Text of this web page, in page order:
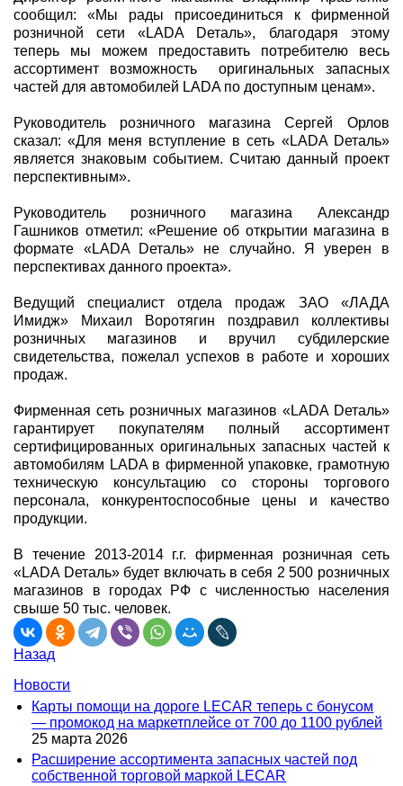
сообщил: «Мы рады присоединиться к фирменной
розничной сети «LADA Dеталь», благодаря этому
теперь мы можем предоставить потребителю весь
ассортимент возможность оригинальных запасных
частей для автомобилей LADA по доступным ценам».
Руководитель розничного магазина Сергей Орлов
сказал: «Для меня вступление в сеть «LADA Dеталь»
является знаковым событием. Считаю данный проект
перспективным».
Руководитель розничного магазина Александр
Гашников отметил: «Решение об открытии магазина в
формате «LADA Dеталь» не случайно. Я уверен в
перспективах данного проекта».
Ведущий специалист отдела продаж ЗАО «ЛАДА
Имидж» Михаил Воротягин поздравил коллективы
розничных магазинов и вручил субдилерские
свидетельства, пожелал успехов в работе и хороших
продаж.
Фирменная сеть розничных магазинов «LADA Dеталь»
гарантирует покупателям полный ассортимент
сертифицированных оригинальных запасных частей к
автомобилям LADA в фирменной упаковке, грамотную
техническую консультацию со стороны торгового
персонала, конкурентоспособные цены и качество
продукции.
В течение 2013-2014 г.г. фирменная розничная сеть
«LADA Dеталь» будет включать в себя 2 500 розничных
магазинов в городах РФ с численностью населения
свыше 50 тыс. человек.
Назад
Новости
Карты помощи на дороге LECAR теперь с бонусом
— промокод на маркетплейсе от 700 до 1100 рублей
25 марта 2026
Расширение ассортимента запасных частей под
собственной торговой маркой LECAR